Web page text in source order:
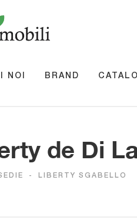
NOI BRAND
de Di
- LIBERTY SGABELLO